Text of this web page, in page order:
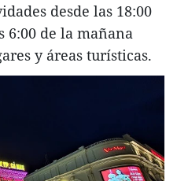
desde las 18:00
6:00 de la mañana
y áreas turísticas.